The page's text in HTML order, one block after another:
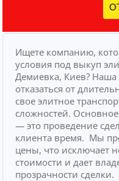
Ищете компанию,
условия под выкуп
Демиевка, Киев?
отказаться от
свое элитное
сложностей.
— это проведение
клиента время. Мы
цены, что исключает
стоимости и дает
прозрачности сделки.